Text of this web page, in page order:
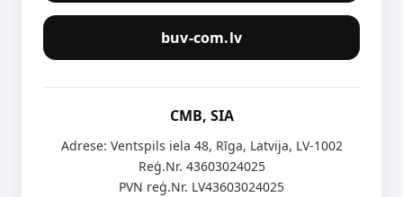
buv-com.lv
CMB, SIA
Adrese: Ventspils iela 48, Rīga, Latvija, LV-1002
Reģ.Nr. 43603024025
PVN reģ.Nr. LV43603024025